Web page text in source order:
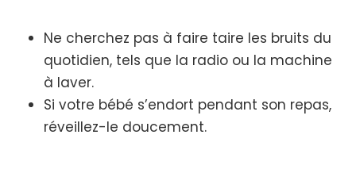
Ne cherchez pas à faire taire les bruits du
quotidien, tels que la radio ou la machine
à laver.
Si votre bébé s’endort pendant son repas,
réveillez-le doucement.